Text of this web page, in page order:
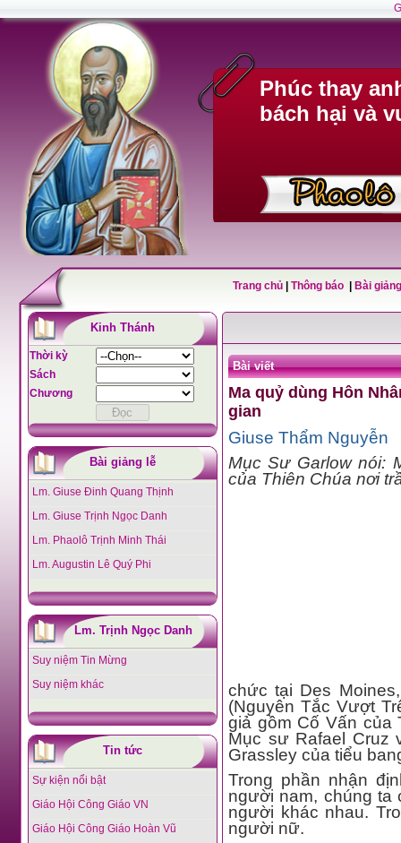
Phúc thay
bách hại và
Trang chủ Thông báo Bài
Kinh Thánh
Thời kỳ
Sách
Chương
Bài giảng lễ
Lm. Giuse Đinh Quang Thịnh
Lm. Giuse Trịnh Ngọc Danh
Lm. Phaolô Trịnh Minh Thái
Lm. Augustin Lê Quý Phi
Lm. Trịnh Ngọc Danh
Suy niệm Tin Mừng
Suy niệm khác
Tin tức
Sự kiện nổi bật
Giáo Hội Công Giáo VN
Giáo Hội Công Giáo Hoàn Vũ
Bài viết
Ma quỷ dùng Hôn
gian
Giuse Thẩm Nguyễn
Mục Sư Garlow nói:
của Thiên Chúa nơi
chức tại Des
(Nguyên Tắc Vượt
giả gồm Cố Vấn của
Mục sư Rafael Cruz
Grassley của tiểu
Trong phần nhận
người nam, chúng ta
người khác nhau.
người nữ.